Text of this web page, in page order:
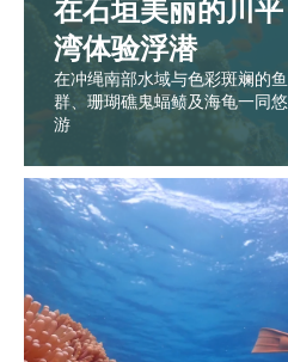
在石垣美丽的川平
湾体验浮潜
在冲绳南部水域与色彩斑斓的鱼
群、珊瑚礁鬼蝠鲼及海龟一同悠
游